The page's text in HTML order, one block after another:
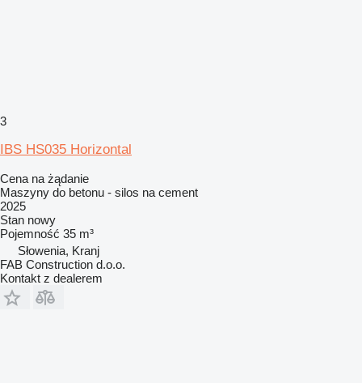
3
IBS HS035 Horizontal
Cena na żądanie
Maszyny do betonu - silos na cement
2025
Stan nowy
Pojemność 35 m³
Słowenia, Kranj
FAB Construction d.o.o.
Kontakt z dealerem